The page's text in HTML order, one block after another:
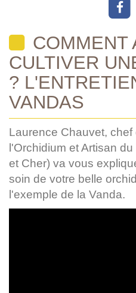
COMMENT
CULTIVER
?
VANDAS
Laurence Chauvet, chef
l'Orchidium et Artisan
et Cher) va vous
soin de votre belle
l'exemple de la Vanda.